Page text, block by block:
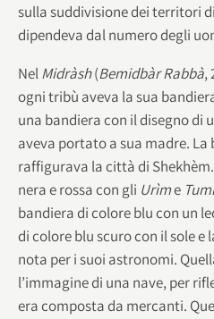
sulla suddivisione dei territori
dipendeva dal numero degli
NelMidràsh(Bemidbàr Rabbà,
ogni tribù aveva la sua
una bandiera con il disegno di
aveva portato a sua madre. La
raffigurava la città di
nera e rossa con gli Urìme
bandiera di colore blu con un
di colore blu scuro con il sole e
nota per i suoi astronomi.
l’immagine di una nave, per
era composta da mercanti.